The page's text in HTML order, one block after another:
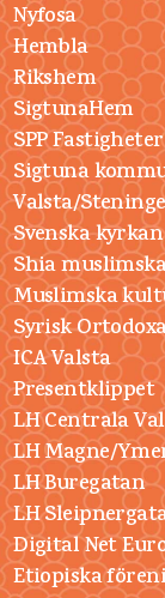
Nyfosa
Hembla
Rikshem
SigtunaHem
SPP Fastigheter
Sigtuna
Valsta/
Svenska
Shia
Muslimska
Syrisk
ICA Valsta
Presentklippet
LH Centrala
LH Magne/
LH Buregatan
LH
Digital Net
Etiopiska